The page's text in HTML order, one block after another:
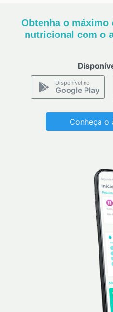
Obtenha o máximo
nutricional com o
Disponível no
Google Play
Conheça o